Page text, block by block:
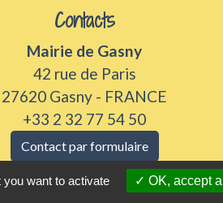
Contacts
Mairie de Gasny
42 rue de Paris
27620 Gasny - FRANCE
+33 2 32 77 54 50
Contact par formulaire
Horaires d'ouverture
want to activate OK, accept all